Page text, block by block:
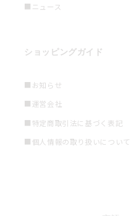
■ニュース
ショッピングガイド
■お知らせ
■運営会社
■特定商取引法に基づく表記
■個人情報の取り扱いについて